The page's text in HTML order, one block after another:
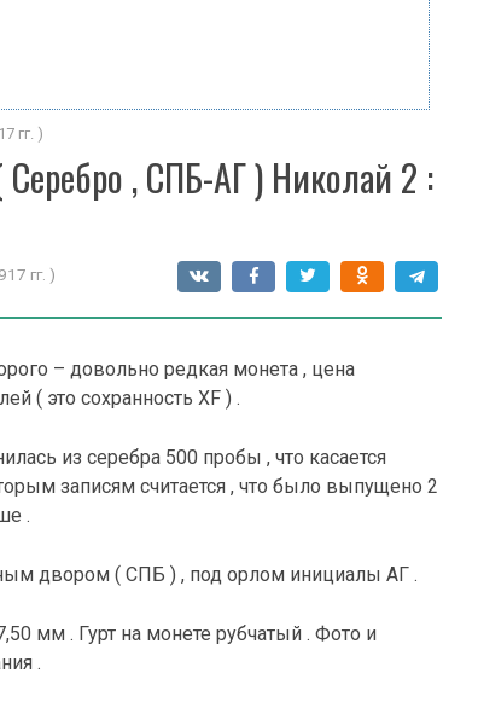
гг. )
, СПБ-АГ ) Николай 2 :
гг. )
– довольно редкая монета , цена
( это сохранность XF ) .
из серебра 500 пробы , что касается
записям считается , что было выпущено 2
.
двором ( СПБ ) , под орлом инициалы АГ .
мм . Гурт на монете рубчатый . Фото и
.